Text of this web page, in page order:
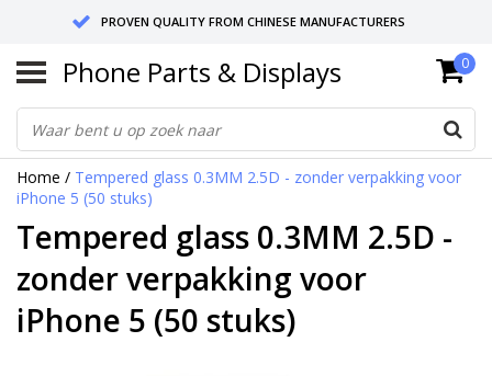
PROVEN QUALITY FROM CHINESE MANUFACTURERS
SEND RETURNS TO GERMANY OR NETHERLANDS
10 DAY SHIPPING
Phone Parts & Displays 0
Home / Tempered glass 0.3MM 2.5D - zonder verpakking voor
iPhone 5 (50 stuks)
Tempered glass 0.3MM 2.5D -
zonder verpakking voor
iPhone 5 (50 stuks)